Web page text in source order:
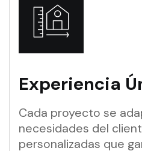
Experiencia
Cada proyecto se
necesidades del
personalizadas que